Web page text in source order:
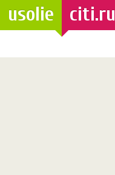
usolie citi.ru